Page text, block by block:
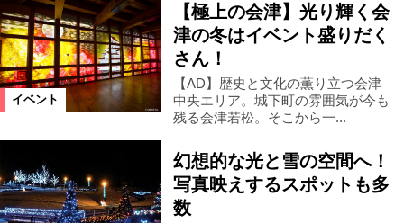
イベント
【極上の会津】光り輝く会
津の冬はイベント盛りだく
さん！
【AD】歴史と文化の薫り立つ会津
中央エリア。城下町の雰囲気が今も
残る会津若松。そこから一...
幻想的な光と雪の空間へ！
写真映えするスポットも多
数